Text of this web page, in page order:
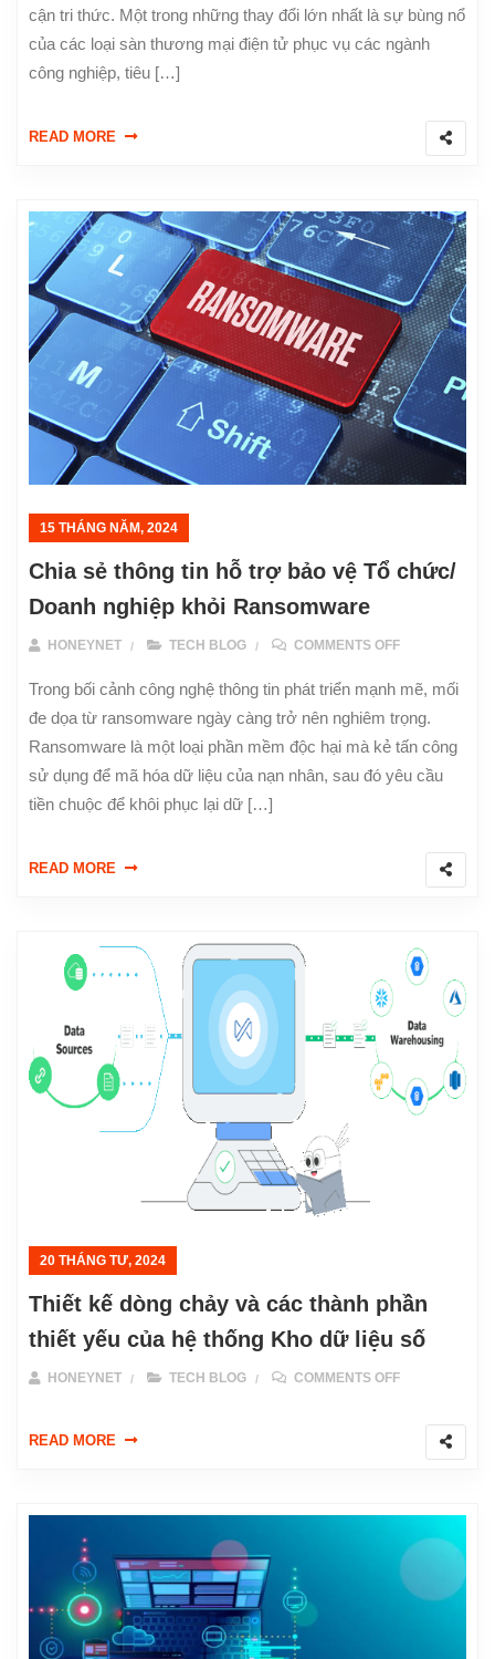
cận tri thức. Một trong những thay đổi lớn nhất là sự bùng nổ
của các loại sàn thương mại điện tử phục vụ các ngành
công nghiệp, tiêu […]
READ MORE
15 THÁNG NĂM, 2024
Chia sẻ thông tin hỗ trợ bảo vệ Tổ chức/
Doanh nghiệp khỏi Ransomware
HONEYNET TECH BLOG COMMENTS OFF
Trong bối cảnh công nghệ thông tin phát triển mạnh mẽ, mối
đe dọa từ ransomware ngày càng trở nên nghiêm trọng.
Ransomware là một loại phần mềm độc hại mà kẻ tấn công
sử dụng để mã hóa dữ liệu của nạn nhân, sau đó yêu cầu
tiền chuộc để khôi phục lại dữ […]
READ MORE
20 THÁNG TƯ, 2024
Thiết kế dòng chảy và các thành phần
thiết yếu của hệ thống Kho dữ liệu số
HONEYNET TECH BLOG COMMENTS OFF
READ MORE